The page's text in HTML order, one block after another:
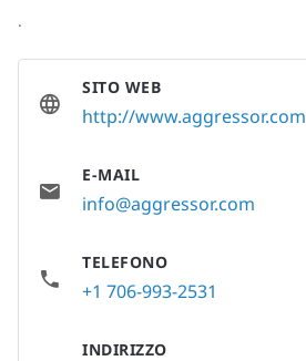
.
SITO WEB
http://www.aggressor.com
E-MAIL
info@aggressor.com
TELEFONO
+1 706-993-2531
INDIRIZZO